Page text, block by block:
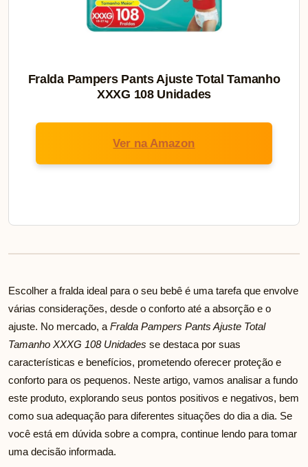
Fralda Pampers Pants Ajuste Total Tamanho
XXXG 108 Unidades
Ver na Amazon
Escolher a fralda ideal para o seu bebê é uma tarefa que envolve
várias considerações, desde o conforto até a absorção e o
ajuste. No mercado, a Fralda Pampers Pants Ajuste Total
Tamanho XXXG 108 Unidades se destaca por suas
características e benefícios, prometendo oferecer proteção e
conforto para os pequenos. Neste artigo, vamos analisar a fundo
este produto, explorando seus pontos positivos e negativos, bem
como sua adequação para diferentes situações do dia a dia. Se
você está em dúvida sobre a compra, continue lendo para tomar
uma decisão informada.